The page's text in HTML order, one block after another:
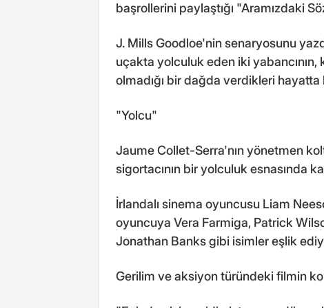
başrollerini paylaştığı "Aramızdaki
J. Mills Goodloe'nin senaryosunu
uçakta yolculuk eden iki yabancının,
olmadığı bir dağda verdikleri
"Yolcu"
Jaume Collet-Serra'nın yönetmen
sigortacının bir yolculuk esnasında
İrlandalı sinema oyuncusu Liam
oyuncuya Vera Farmiga, Patrick
Jonathan Banks gibi isimler eşlik
Gerilim ve aksiyon türündeki filmin